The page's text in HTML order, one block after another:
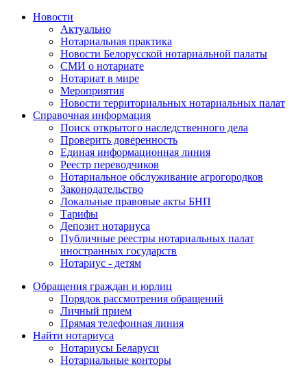
Новости
Актуально
Нотариальная практика
Новости Белорусской нотариальной палаты
СМИ о нотариате
Нотариат в мире
Мероприятия
Новости территориальных нотариальных палат
Справочная информация
Поиск открытого наследственного дела
Проверить доверенность
Единая информационная линия
Реестр переводчиков
Нотариальное обслуживание агрогородков
Законодательство
Локальные правовые акты БНП
Тарифы
Депозит нотариуса
Публичные реестры нотариальных палат
иностранных государств
Нотариус - детям
Обращения граждан и юрлиц
Порядок рассмотрения обращений
Личный прием
Прямая телефонная линия
Найти нотариуса
Нотариусы Беларуси
Нотариальные конторы